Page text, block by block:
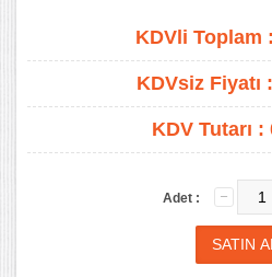
KDVli Toplam :
KDVsiz Fiyatı :
KDV Tutarı :
Adet :